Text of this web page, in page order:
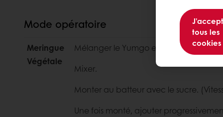
Mode opératoire
Meringue
Végétale
Mélanger le Yumgo et l’eau afin de
Mixer.
Monter au batteur avec le sucre.
Une fois monté, ajouter
tous les
cookies